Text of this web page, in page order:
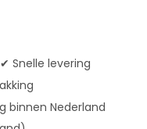
Snelle levering
binnen Nederland